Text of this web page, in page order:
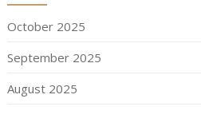
October 2025
September 2025
August 2025